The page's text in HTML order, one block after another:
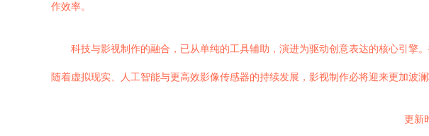
作效率。
科技与影视制作的融合，已从单纯的工具辅助，演进为驱动创意表达的核心引擎
随着虚拟现实、人工智能与更高效影像传感器的持续发展，影视制作必将迎来更加波
更新